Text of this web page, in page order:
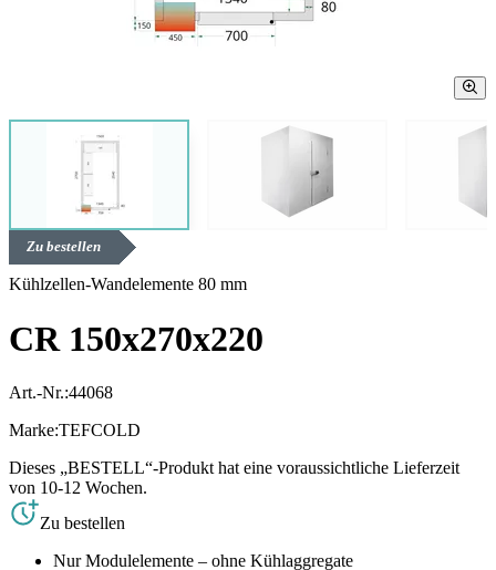
Zu bestellen
Kühlzellen-Wandelemente 80 mm
CR 150x270x220
Art.-Nr.:44068
Marke:TEFCOLD
Dieses „BESTELL“-Produkt hat eine voraussichtliche Lieferzeit
von 10-12 Wochen.
Zu bestellen
Nur Modulelemente – ohne Kühlaggregate